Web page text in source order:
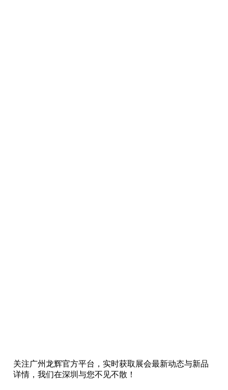
关注广州龙辉官方平台，实时获取展会最新动态与新品
详情，我们在深圳与您不见不散！